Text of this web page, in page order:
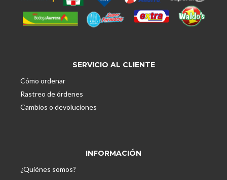
SERVICIO AL CLIENTE
Cómo ordenar
Rastreo de órdenes
Cambios o devoluciones
INFORMACIÓN
¿Quiénes somos?